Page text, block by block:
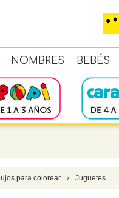
NOMBRES BEBÉS
para colorear › Juguetes